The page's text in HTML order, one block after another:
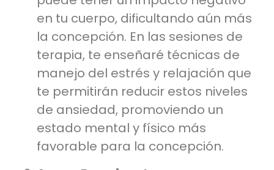
en tu cuerpo, dificultando aún más
la concepción. En las sesiones de
terapia, te enseñaré técnicas de
manejo del estrés y relajación que
te permitirán reducir estos niveles
de ansiedad, promoviendo un
estado mental y físico más
favorable para la concepción.